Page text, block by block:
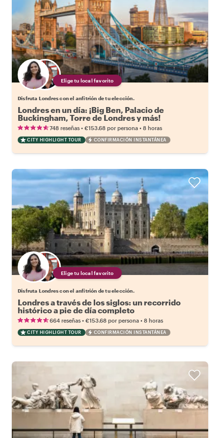
Elige tu local favorito
Disfruta Londres con el anfitrión de tu elección.
Londres en un día: ¡Big Ben, Palacio de
Buckingham, Torre de Londres y más!
748 reseñas • €153.68 por persona • 8 horas
CITY HIGHLIGHT TOUR CONFIRMACIÓN INSTANTÁNEA
Elige tu local favorito
Disfruta Londres con el anfitrión de tu elección.
Londres a través de los siglos: un recorrido
histórico a pie de día completo
664 reseñas • €153.68 por persona • 8 horas
CITY HIGHLIGHT TOUR CONFIRMACIÓN INSTANTÁNEA